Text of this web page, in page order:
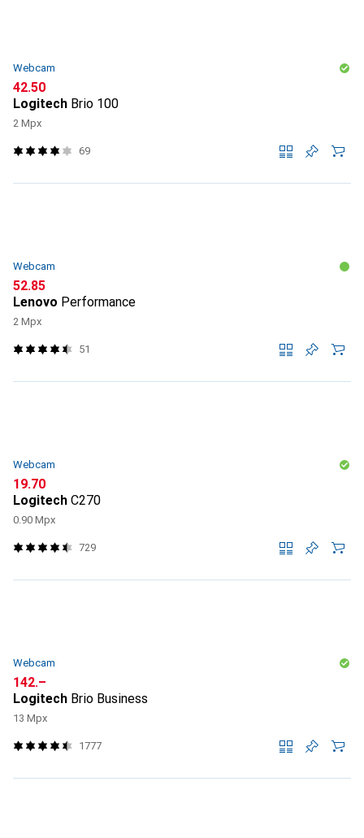
Webcam
CHF
42.50
Logitech Brio 100
2 Mpx
69
Webcam
CHF
52.85
Lenovo Performance
2 Mpx
51
Webcam
CHF
19.70
Logitech C270
0.90 Mpx
729
Webcam
CHF
142.–
Logitech Brio Business
13 Mpx
1777